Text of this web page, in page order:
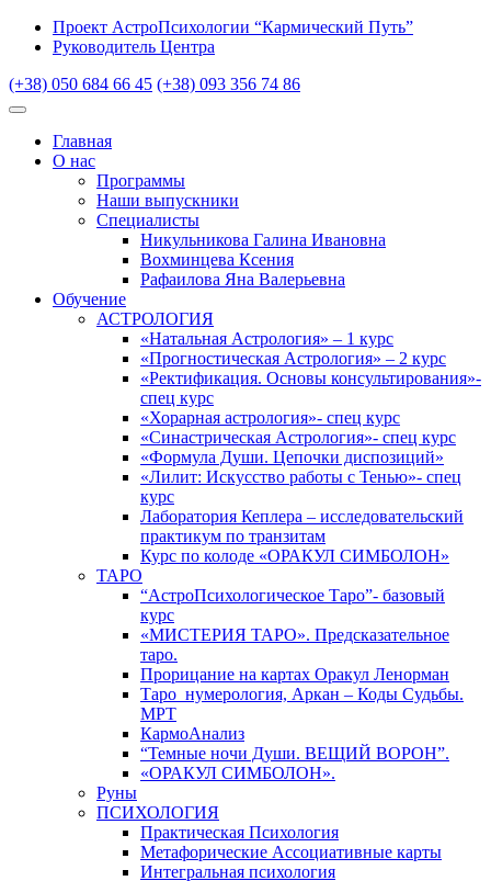
Проект АстроПсихологии “Кармический Путь”
Руководитель Центра
(+38) 050 684 66 45 (+38) 093 356 74 86
Главная
О нас
Программы
Наши выпускники
Специалисты
Никульникова Галина Ивановна
Вохминцева Ксения
Рафаилова Яна Валерьевна
Обучение
АСТРОЛОГИЯ
«Натальная Астрология» – 1 курс
«Прогностическая Астрология» – 2 курс
«Ректификация. Основы консультирования»-
спец курс
«Хорарная астрология»- спец курс
«Синастрическая Астрология»- спец курс
«Формула Души. Цепочки диспозиций»
«Лилит: Искусство работы с Тенью»- спец
курс
Лаборатория Кеплера – исследовательский
практикум по транзитам
Курс по колоде «ОРАКУЛ СИМБОЛОН»
ТАРО
“АстроПсихологическое Таро”- базовый
курс
«МИСТЕРИЯ ТАРО». Предсказательное
таро.
Прорицание на картах Оракул Ленорман
Таро_нумерология, Аркан – Коды Судьбы.
МРТ
КармоАнализ
“Темные ночи Души. ВЕЩИЙ ВОРОН”.
«ОРАКУЛ СИМБОЛОН».
Руны
ПСИХОЛОГИЯ
Практическая Психология
Метафорические Ассоциативные карты
Интегральная психология